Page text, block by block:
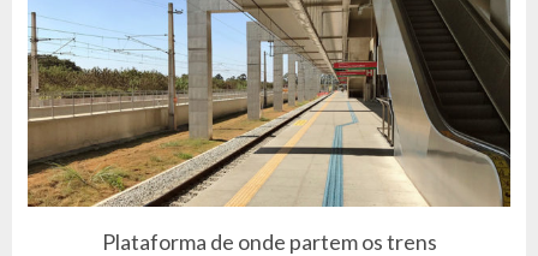
Plataforma de onde partem os trens